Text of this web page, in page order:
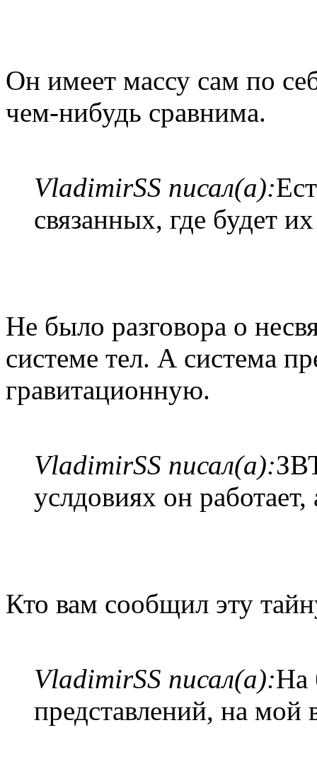
Он имеет массу сам по
чем-нибудь сравнима.
VladimirSS писал(а):
связанных, где будет
Не было разговора о
системе тел. А система
гравитационную.
VladimirSS писал(а):
услдовиях он работает,
Кто вам сообщил эту
VladimirSS писал(а):На
представлений, на мой